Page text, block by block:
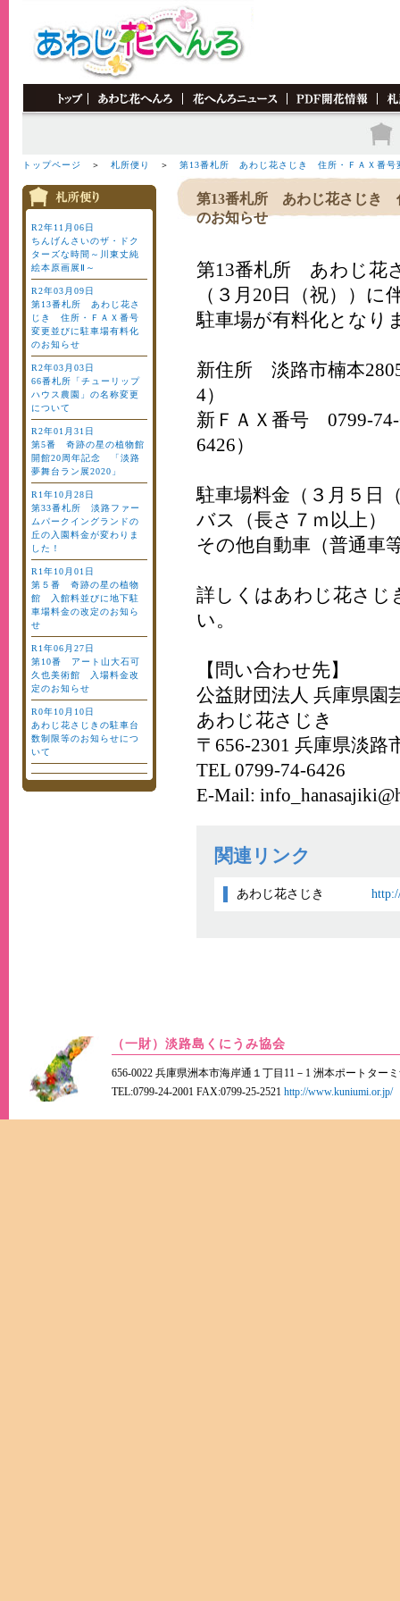
"MM_swapImgRestore()" />
トップページ ＞ 札所便り ＞ 第13番札所 あわじ花さじき 住所・ＦＡＸ番号
R2年11月06日
ちんげんさいのザ・ドク
ターズな時間～川東丈純
絵本原画展Ⅱ～
R2年03月09日
第13番札所 あわじ花さ
じき 住所・ＦＡＸ番号
変更並びに駐車場有料化
のお知らせ
R2年03月03日
66番札所「チューリップ
ハウス農園」の名称変更
について
R2年01月31日
第5番 奇跡の星の植物館
開館20周年記念 「淡路
夢舞台ラン展2020」
R1年10月28日
第33番札所 淡路ファー
ムパークイングランドの
丘の入園料金が変わりま
した！
R1年10月01日
第５番 奇跡の星の植物
館 入館料並びに地下駐
車場料金の改定のお知ら
せ
R1年06月27日
第10番 アート山大石可
久也美術館 入場料金改
定のお知らせ
R0年10月10日
あわじ花さじきの駐車台
数制限等のお知らせにつ
いて
第13番札所 あわじ花さじき
のお知らせ
第13番札所 あわじ花
（３月20日（祝））
駐車場が有料化となり
新住所 淡路市楠本
4）
新ＦＡＸ番号 0799-
6426）
駐車場料金（３月５日
バス（長さ７ｍ以上）
その他自動車（普通車
詳しくはあわじ花さじ
い。
【問い合わせ先】
公益財団法人 兵庫県園
あわじ花さじき
〒656-2301 兵庫県淡路
TEL 0799-74-6426
E-Mail:
関連リンク
あわじ花さじき
（一財）淡路島くにうみ協会
656-0022 兵庫県洲本市海岸通１丁目11－1 洲本ポートター
TEL:0799-24-2001 FAX:0799-25-2521 http://www.kuniumi.or.jp/